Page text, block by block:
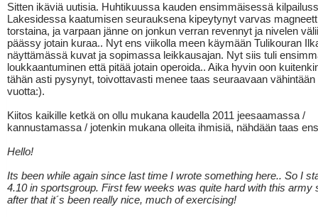
Sitten ikäviä uutisia. Huhtikuussa kauden ensimmäisessä
Lakesidessa kaatumisen seurauksena kipeytynyt varvas
torstaina, ja varpaan jänne on jonkun verran revennyt ja nivelen
päässy jotain kuraa.. Nyt ens viikolla meen käymään Tulikouran
näyttämässä kuvat ja sopimassa leikkausajan. Nyt siis tuli
loukkaantuminen että pitää jotain operoida.. Aika hyvin oon
tähän asti pysynyt, toivottavasti menee taas seuraavaan vähintään
vuotta:).
Kiitos kaikille ketkä on ollu mukana kaudella 2011 jeesaamassa /
kannustamassa / jotenkin mukana olleita ihmisiä, nähdään taas
Hello!
Its been while again since last time I wrote something here.. So I
4.10 in sportsgroup. First few weeks was quite hard with this army
after that it´s been really nice, much of exercising!